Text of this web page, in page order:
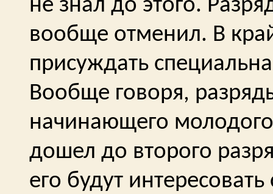
не знал до этого.
вообще отменил. В
присуждать
Вообще говоря,
начинающего
дошел до второго
его будут